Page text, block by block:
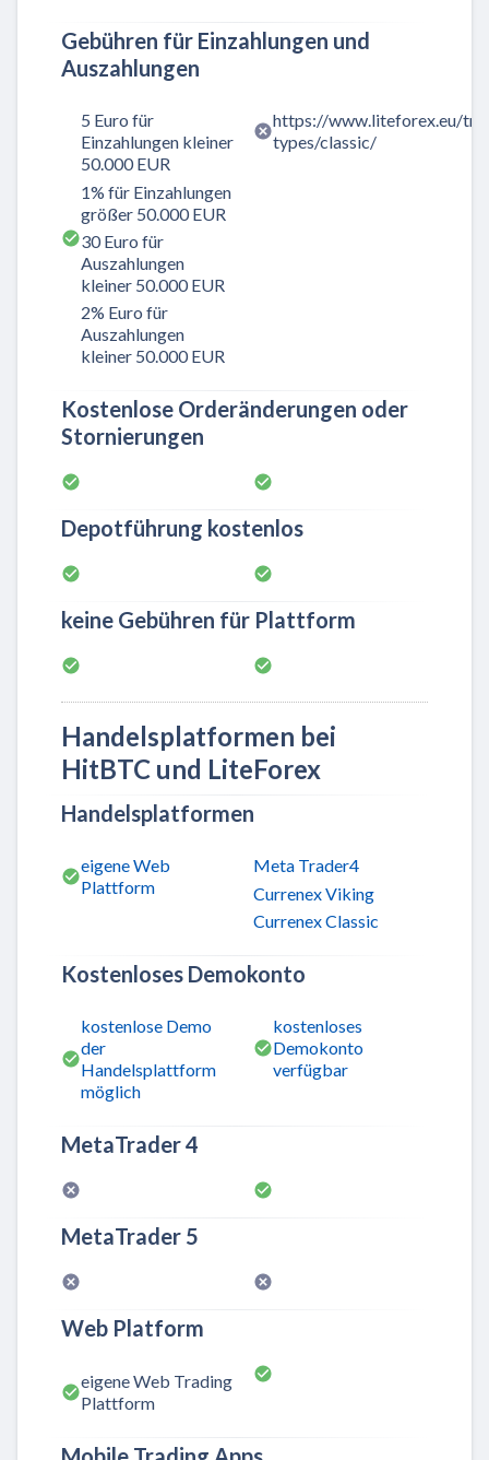
Gebühren für Einzahlungen und
Auszahlungen
5 Euro für
Einzahlungen kleiner
50.000 EUR
1% für Einzahlungen
größer 50.000 EUR
30 Euro für
Auszahlungen
kleiner 50.000 EUR
2% Euro für
Auszahlungen
kleiner 50.000 EUR
https://www.liteforex.eu/
types/classic/
Kostenlose Orderänderungen oder
Stornierungen
Depotführung kostenlos
keine Gebühren für Plattform
Handelsplatformen bei
HitBTC und LiteForex
Handelsplatformen
eigene Web
Plattform
Meta Trader4
Currenex Viking
Currenex Classic
Kostenloses Demokonto
kostenlose Demo
der
Handelsplattform
möglich
kostenloses
Demokonto
verfügbar
MetaTrader 4
MetaTrader 5
Web Platform
eigene Web Trading
Plattform